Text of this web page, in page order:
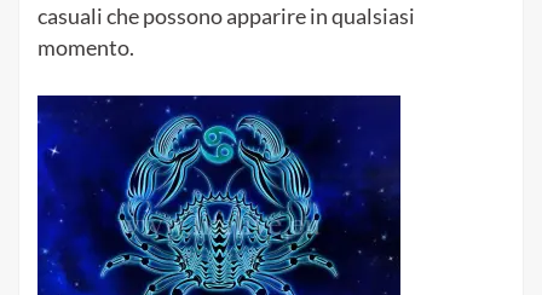
casuali che possono apparire in qualsiasi
momento.